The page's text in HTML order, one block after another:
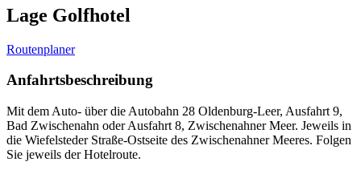
Lage Golfhotel
Routenplaner
Anfahrtsbeschreibung
Mit dem Auto- über die Autobahn 28 Oldenburg-Leer, Ausfahrt 9,
Bad Zwischenahn oder Ausfahrt 8, Zwischenahner Meer. Jeweils in
die Wiefelsteder Straße-Ostseite des Zwischenahner Meeres. Folgen
Sie jeweils der Hotelroute.